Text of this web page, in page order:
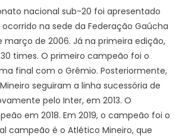
nacional sub-20 foi apresentado
na sede da Federação Gaúcha
março de 2006. Já na primeira edição,
times. O primeiro campeão foi o
final com o Grêmio. Posteriormente,
seguiram a linha sucessória de
pelo Inter, em 2013. O
em 2018. Em 2019, o campeão foi o
campeão é o Atlético Mineiro, que